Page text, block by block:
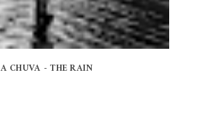
A CHUVA - THE RAIN